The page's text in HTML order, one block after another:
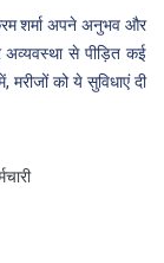
शर्मा अपने अनुभव और
से पीड़ित कई
मरीजों को ये सुविधाएं दी